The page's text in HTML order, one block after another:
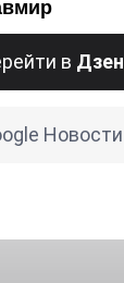
в Дзен
Новости